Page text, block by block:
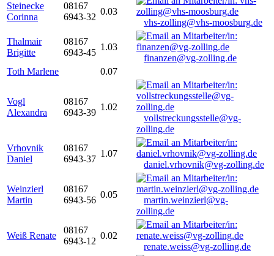
Steinecke
Corinna
08167
6943-32
0.03
vhs-zolling@vhs-moosburg.de
Thalmair
Brigitte
08167
6943-45
1.03
finanzen@vg-zolling.de
Toth Marlene
0.07
Vogl
Alexandra
08167
6943-39
1.02
vollstreckungsstelle@vg-
zolling.de
Vrhovnik
Daniel
08167
6943-37
1.07
daniel.vrhovnik@vg-zolling.de
Weinzierl
Martin
08167
6943-56
0.05
martin.weinzierl@vg-
zolling.de
Weiß Renate
08167
6943-12
0.02
renate.weiss@vg-zolling.de